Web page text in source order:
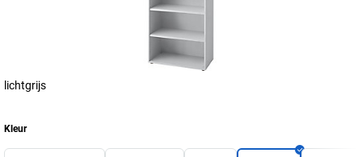
lichtgrijs
Kleur